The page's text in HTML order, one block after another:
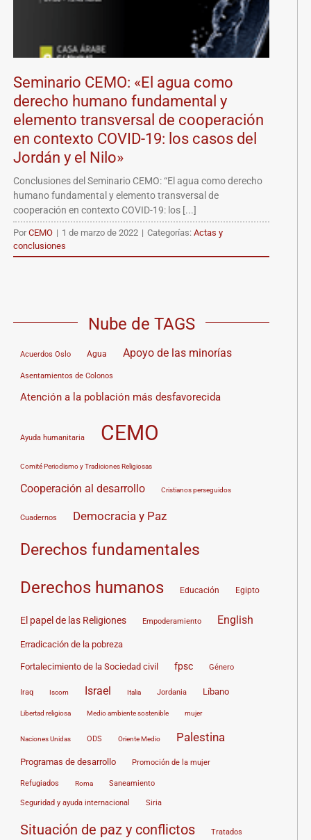
Seminario CEMO: «El agua como
derecho humano fundamental y
elemento transversal de cooperación
en contexto COVID-19: los casos del
Jordán y el Nilo»
Conclusiones del Seminario CEMO: “El agua como derecho
humano fundamental y elemento transversal de
cooperación en contexto COVID-19: los [...]
PorCEMO | 1 de marzo de 2022 | Categorías:Actas y
conclusiones
Nube de TAGS
Acuerdos Oslo Agua Apoyo de las minorías
Asentamientos de Colonos
Atención a la población más desfavorecida
Ayuda humanitaria CEMO
Comité Periodismo y Tradiciones Religiosas
Cooperación al desarrollo Cristianos perseguidos
Cuadernos Democracia y Paz
Derechos fundamentales
Derechos humanos
Educación Egipto
El papel de las Religiones Empoderamiento English
Erradicación de la pobreza
Fortalecimiento de la Sociedad civil fpsc Género
Iraq Iscom Israel Italia Jordania Líbano
Libertad religiosa Medio ambiente sostenible mujer
Naciones Unidas ODS Oriente Medio Palestina
Programas de desarrollo Promoción de la mujer
Refugiados Roma Saneamiento
Seguridad y ayuda internacional Siria
Situación de paz y conflictos Tratados